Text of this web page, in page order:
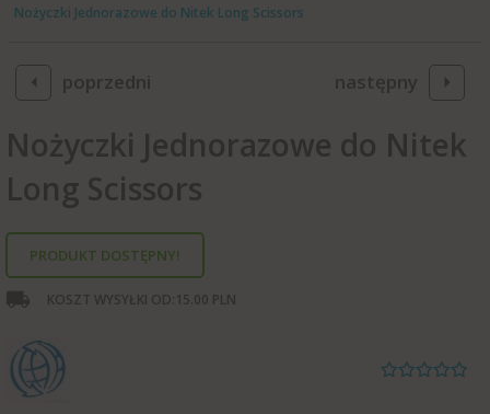
Nożyczki Jednorazowe do Nitek Long Scissors
poprzedni następny
Nożyczki Jednorazowe do Nitek
Long Scissors
PRODUKT DOSTĘPNY!
KOSZT WYSYŁKI OD: 15.00 PLN